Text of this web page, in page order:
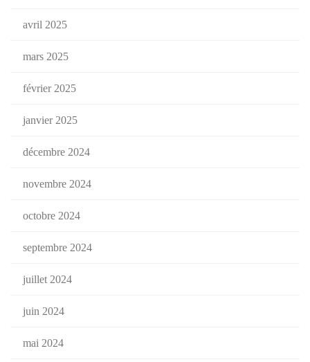
avril 2025
mars 2025
février 2025
janvier 2025
décembre 2024
novembre 2024
octobre 2024
septembre 2024
juillet 2024
juin 2024
mai 2024